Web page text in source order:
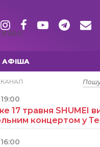
АФІША
15 ТРАВНЯ
19:00
17 травня SHUMEI
концертом у
16:00